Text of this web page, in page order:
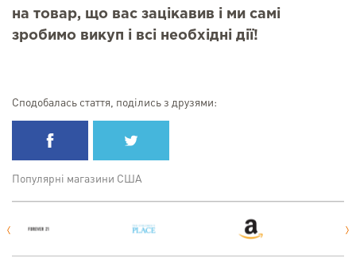
на товар, що вас зацікавив і ми самі
зробимо викуп і всі необхідні дії!
Сподобалась стаття, поділись з друзями:
Популярні магазини США